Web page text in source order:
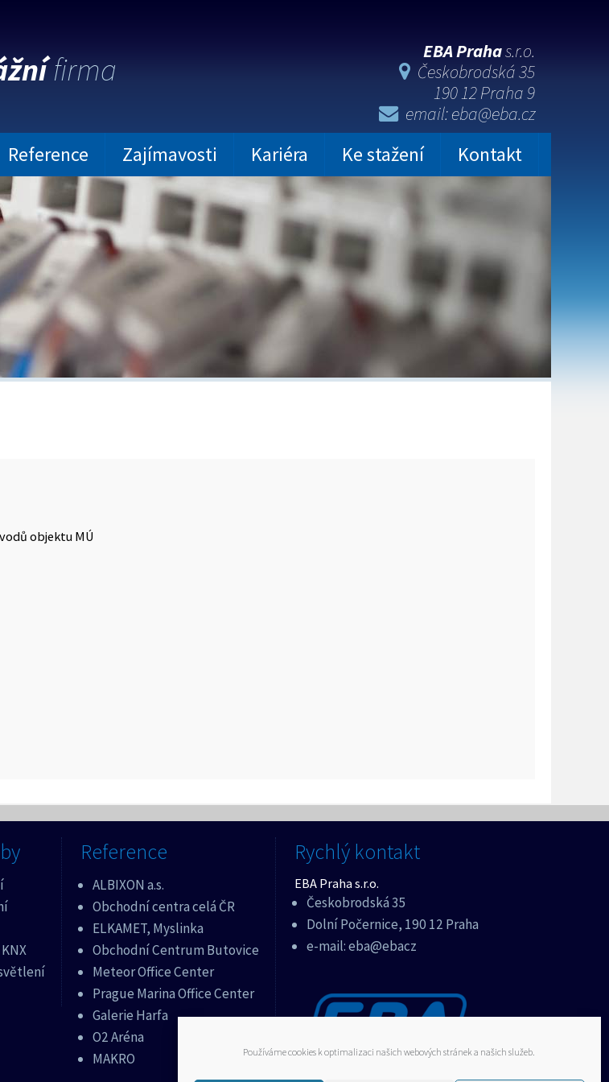
Používáme cookies k optimalizaci našich webových stránek a našich služeb.
firma EBA Prahas.r.o.
Českobrodská 35
190 12 Praha 9
email: eba@eba.cz
Reference Zajímavosti Kariéra Ke stažení Kontakt
objektu MÚ
Reference
ALBIXON a.s.
Obchodní centra celá ČR
ELKAMET, Myslinka
Obchodní Centrum Butovice
Meteor Office Center
Prague Marina Office Center
Galerie Harfa
O2 Aréna
MAKRO
Rychlý kontakt
EBA Praha s.r.o.
Českobrodská 35
Dolní Počernice, 190 12 Praha
e-mail:eba@ebacz